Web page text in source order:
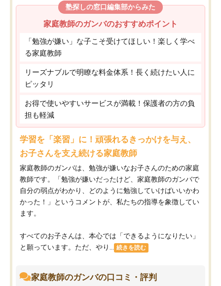
塾探しの窓口編集部からみた
家庭教師のガンバのおすすめポイント
「勉強が嫌い」な子こそ受けてほしい！楽しく学べ
る家庭教師
リーズナブルで明瞭な料金体系！長く続けたい人に
ピッタリ
お得で使いやすいサービスが満載！保護者の方の負
担も軽減
学習を「楽習」に！頑張れるきっかけを与え、
お子さんを支え続ける家庭教師
家庭教師のガンバは、勉強が嫌いなお子さんのための家庭
教師です。「勉強が嫌いだったけど、家庭教師のガンバで
自分の弱点がわかり、どのように勉強していけばいいかわ
かった！」というコメントが、私たちの指導を象徴してい
ます。
すべてのお子さんは、本心では「できるようになりたい」
と願っています。ただ、やり...
続きを読む
家庭教師のガンバの口コミ・評判